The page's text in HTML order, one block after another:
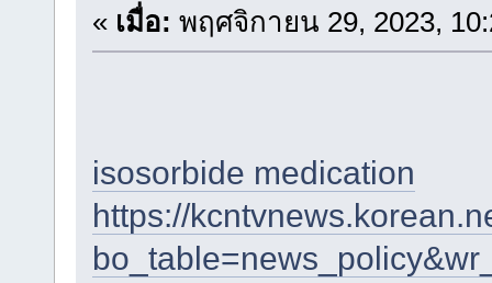
« เมื่อ: พฤศจิกายน 29, 2023,
isosorbide medication
https://